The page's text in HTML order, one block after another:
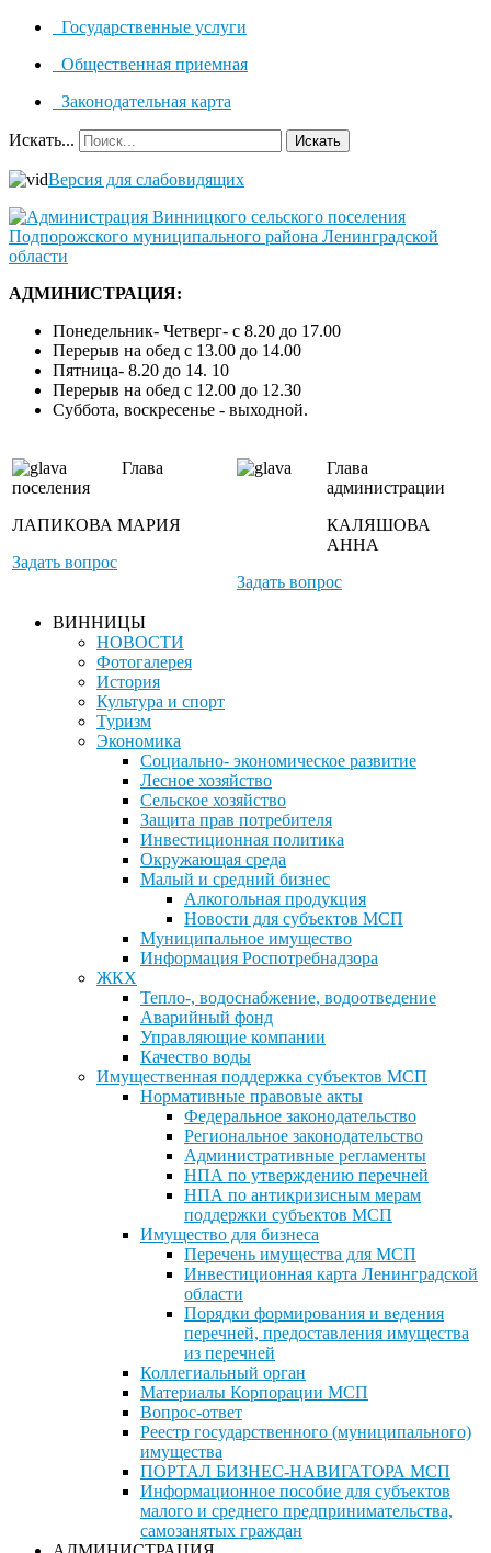
Государственные услуги
Общественная приемная
Законодательная карта
Искать... Искать
Версия для слабовидящих
АДМИНИСТРАЦИЯ:
Понедельник- Четверг- с 8.20 до 17.00
Перерыв на обед с 13.00 до 14.00
Пятница- 8.20 до 14. 10
Перерыв на обед с 12.00 до 12.30
Суббота, воскресенье - выходной.
Глава
поселения
ЛАПИКОВА МАРИЯ
Задать вопрос
Глава
администрации
КАЛЯШОВА
АННА
Задать вопрос
ВИННИЦЫ
НОВОСТИ
Фотогалерея
История
Культура и спорт
Туризм
Экономика
Социально- экономическое развитие
Лесное хозяйство
Сельское хозяйство
Защита прав потребителя
Инвестиционная политика
Окружающая среда
Малый и средний бизнес
Алкогольная продукция
Новости для субъектов МСП
Муниципальное имущество
Информация Роспотребнадзора
ЖКХ
Тепло-, водоснабжение, водоотведение
Аварийный фонд
Управляющие компании
Качество воды
Имущественная поддержка субъектов МСП
Нормативные правовые акты
Федеральное законодательство
Региональное законодательство
Административные регламенты
НПА по утверждению перечней
НПА по антикризисным мерам
поддержки субъектов МСП
Имущество для бизнеса
Перечень имущества для МСП
Инвестиционная карта Ленинградской
области
Порядки формирования и ведения
перечней, предоставления имущества
из перечней
Коллегиальный орган
Материалы Корпорации МСП
Вопрос-ответ
Реестр государственного (муниципального)
имущества
ПОРТАЛ БИЗНЕС-НАВИГАТОРА МСП
Информационное пособие для субъектов
малого и среднего предпринимательства,
самозанятых граждан